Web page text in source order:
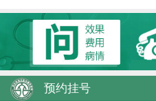
预约挂号